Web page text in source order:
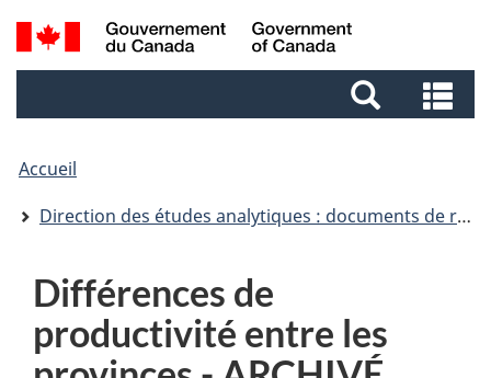
Aller
au
Aller
au
Passer
à
Recherche
et
et
Accueil
Direction des études analytiques : documents de recherche
Différences de
productivité entre les